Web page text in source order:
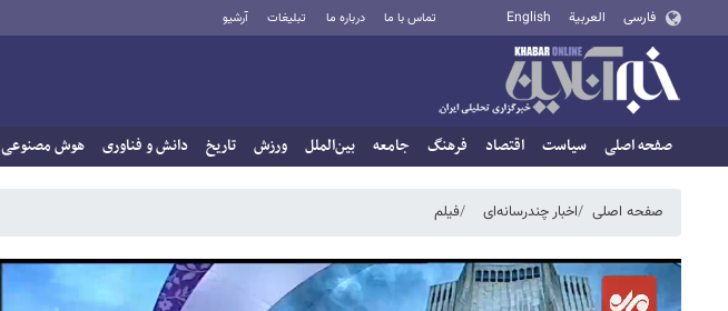
فارسی العربية English تماس با ما درباره ما تبلیغات آرشیو
صفحه اصلی سیاست اقتصاد فرهنگ جامعه بین‌الملل ورزش تاریخ دانش و فناوری هوش مصنوعی
صفحه اصلی اخبار چندرسانه‌ای فیلم